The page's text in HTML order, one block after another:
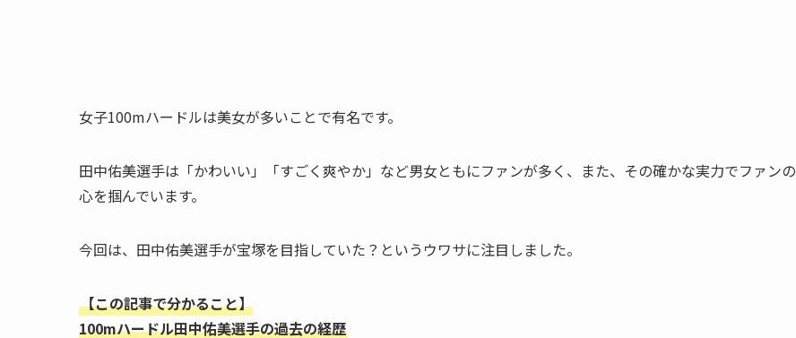
女子100mハードルは美女が多いことで有名です。
田中佑美選手は「かわいい」「すごく爽やか」など男女ともにファンが多く、また、その確かな実力でファンの
心を掴んでいます。
今回は、田中佑美選手が宝塚を目指していた？というウワサに注目しました。
【この記事で分かること】
100mハードル田中佑美選手の過去の経歴